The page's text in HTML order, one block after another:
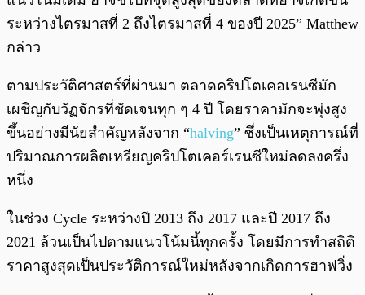
ระหว่างไตรมาสที่ 2 ถึงไตรมาสที่ 4 ของปี 2025” Matthew
กล่าว
ตามประวัติศาสตร์ที่ผ่านมา ตลาดคริปโตเคอเรนซีมัก
เผชิญกับวัฏจักรที่ชัดเจนทุก ๆ 4 ปี โดยราคามักจะพุ่งสูง
ขึ้นอย่างมีนัยสำคัญหลังจาก “halving” ซึ่งเป็นเหตุการณ์ที่
ปริมาณการผลิตเหรียญคริปโตเคอร์เรนซีใหม่ลดลงครึ่ง
หนึ่ง
ในช่วง Cycle ระหว่างปี 2013 ถึง 2017 และปี 2017 ถึง
2021 ล้วนเป็นไปตามแนวโน้มนี้ทุกครั้ง โดยมีการทำสถิติ
ราคาสูงสุดเป็นประวัติการณ์ใหม่หลังจากเกิดการฮาฟวิ่ง